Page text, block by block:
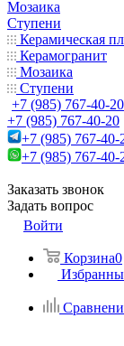
Мозаика
Ступени
Керамическая
Керамогранит
Мозаика
Ступени
+7 (985) 767-40-20
+7 (985) 767-40-20
+7 (985) 767-40-
+7 (985) 767-40-
Заказать звонок
Задать вопрос
Войти
Корзина0